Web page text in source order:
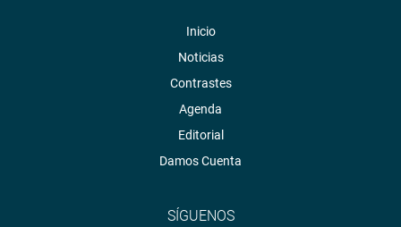
Inicio
Noticias
Contrastes
Agenda
Editorial
Damos Cuenta
SÍGUENOS